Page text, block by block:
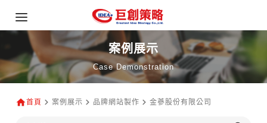
案例展示
Case Demonstration
首頁 案例展示 品牌網站製作 金蔘股份有限公司